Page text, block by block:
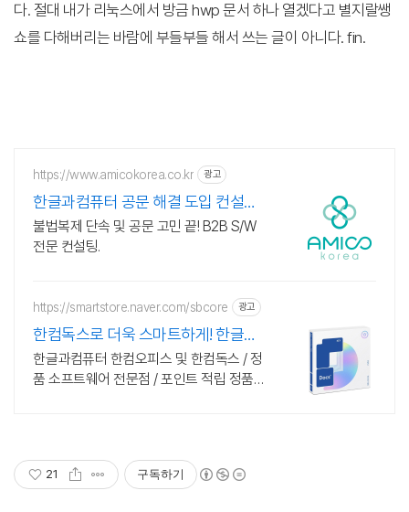
다. 절대 내가 리눅스에서 방금 hwp 문서 하나 열겠다고 별지랄쌩
쇼를 다해버리는 바람에 부들부들 해서 쓰는 글이 아니다. fin.
https://www.amicokorea.co.kr 광고
한글과컴퓨터 공문 해결 도입 컨설팅
지원
불법복제 단속 및 공문 고민 끝! B2B S/W
전문 컨설팅.
https://smartstore.naver.com/sbcore 광고
한컴독스로 더욱 스마트하게! 한글과
컴퓨터 정품 인증점
한글과컴퓨터 한컴오피스 및 한컴독스 / 정
품 소프트웨어 전문점 / 포인트 적립 정품
21 구독하기